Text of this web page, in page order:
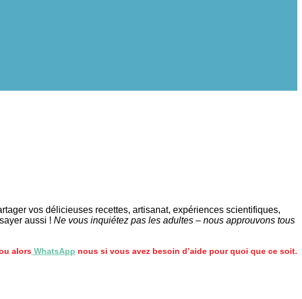
vos délicieuses recettes, artisanat, expériences scientifiques,
aussi ! Ne vous inquiétez pas les adultes – nous approuvons tous
alors WhatsApp nous si vous avez besoin d’aide pour quoi que ce soit.